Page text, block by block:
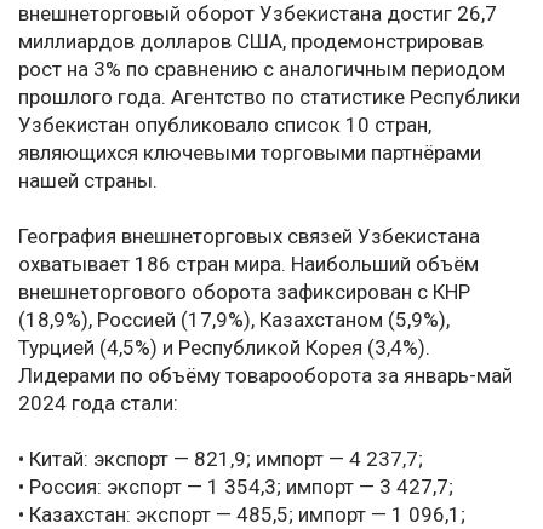
внешнеторговый оборот Узбекистана достиг 26,7
миллиардов долларов США, продемонстрировав
рост на 3% по сравнению с аналогичным периодом
прошлого года. Агентство по статистике Республики
Узбекистан опубликовало список 10 стран,
являющихся ключевыми торговыми партнёрами
нашей страны.
География внешнеторговых связей Узбекистана
охватывает 186 стран мира. Наибольший объём
внешнеторгового оборота зафиксирован с КНР
(18,9%), Россией (17,9%), Казахстаном (5,9%),
Турцией (4,5%) и Республикой Корея (3,4%).
Лидерами по объёму товарооборота за январь-май
2024 года стали:
• Китай: экспорт — 821,9; импорт — 4 237,7;
• Россия: экспорт — 1 354,3; импорт — 3 427,7;
• Казахстан: экспорт — 485,5; импорт — 1 096,1;